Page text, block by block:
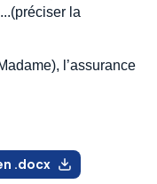
la
l’assurance
.docx